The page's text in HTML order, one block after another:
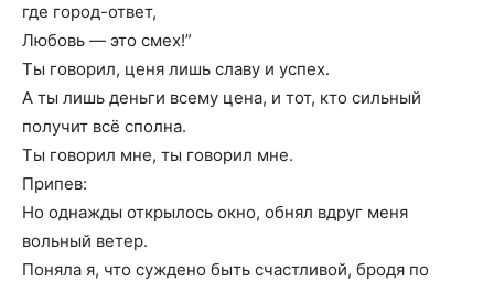
где город-ответ,
Любовь — это смех!”
Ты говорил, ценя лишь славу и успех.
А ты лишь деньги всему цена, и тот, кто сильный
получит всё сполна.
Ты говорил мне, ты говорил мне.
Припев:
Но однажды открылось окно, обнял вдруг меня
вольный ветер.
Поняла я, что суждено быть счастливой, бродя по